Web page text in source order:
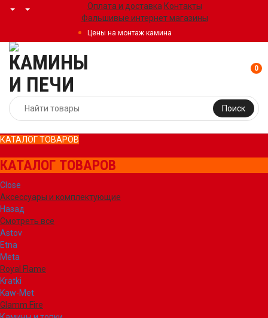
Оплата и доставка Контакты
Фальшивые интернет магазины
Цены на монтаж камина
Поиск
0
КАТАЛОГ ТОВАРОВ
КАТАЛОГ ТОВАРОВ
Close
Аксессуары и комплектующие
Назад
Смотреть все
Astov
Etna
Meta
Royal Flame
Kratki
Kaw-Met
Glamm Fire